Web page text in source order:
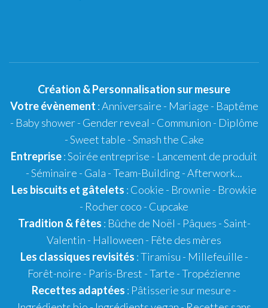
Création &Personnalisation sur mesure
Votre évènement :Anniversaire - Mariage - Baptême
- Baby shower- Gender reveal - Communion - Diplôme
-Sweet table -Smash the Cake
Entreprise: Soirée entreprise - Lancement de produit
- Séminaire - Gala - Team-Building - Afterwork...
Les biscuits et gâtelets : Cookie - Brownie - Browkie
- Rocher coco - Cupcake
Tradition & fêtes : Bûche de Noël - Pâques -Saint-
Valentin - Halloween - Fête des mères
Les classiques revisités :Tiramisu - Millefeuille -
Forêt-noire - Paris-Brest - Tarte -Tropézienne
Recettes adaptées : Pâtisserie sur mesure -